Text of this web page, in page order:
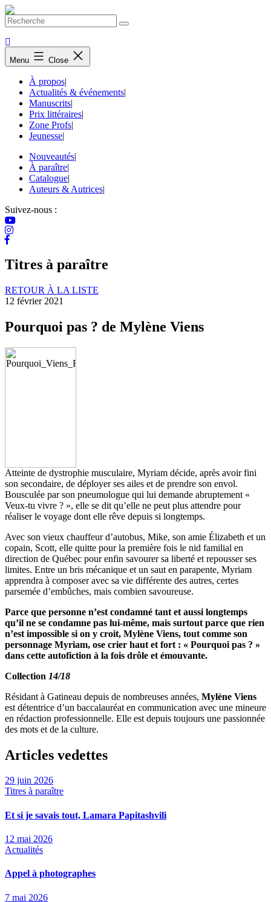
Skip
to
Menu Close
À propos|
Actualités & événements|
Manuscrits|
Prix littéraires|
Zone Profs|
Jeunesse|
Nouveautés|
À paraître|
Catalogue|
Auteurs & Autrices|
Suivez-nous :
Titres à paraître
RETOUR À LA LISTE
12 février 2021
Pourquoi pas ? de Mylène Viens
Atteinte de dystrophie musculaire, Myriam décide, après avoir fini
son secondaire, de déployer ses ailes et de prendre son envol.
Bousculée par son pneumologue qui lui demande abruptement «
Veux-tu vivre ? », elle se dit qu’elle ne peut plus attendre pour
réaliser le voyage dont elle rêve depuis si longtemps.
Avec son vieux chauffeur d’autobus, Mike, son amie Élizabeth et un
copain, Scott, elle quitte pour la première fois le nid familial en
direction de Québec pour enfin savourer sa liberté et repousser ses
limites. Entre un bris mécanique et un saut en parapente, Myriam
apprendra à composer avec sa vie différente des autres, certes
parsemée d’embûches, mais combien savoureuse.
Parce que personne n’est condamné tant et aussi longtemps
qu’il ne se condamne pas lui-même, mais surtout parce que rien
n’est impossible si on y croit, Mylène Viens, tout comme son
personnage Myriam, ose crier haut et fort : « Pourquoi pas ? »
dans cette autofiction à la fois drôle et émouvante.
Collection 14/18
Résidant à Gatineau depuis de nombreuses années, Mylène Viens
est détentrice d’un baccalauréat en communication avec une mineure
en rédaction professionnelle. Elle est depuis toujours une passionnée
des mots et de la culture.
Articles vedettes
29 juin 2026
Titres à paraître
Et si je savais tout, Lamara Papitashvili
12 mai 2026
Actualités
Appel à photographes
7 mai 2026